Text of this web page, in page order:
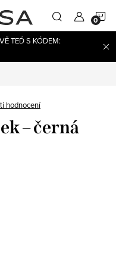
TEĎ S KÓDEM:
hodnocení
– černá